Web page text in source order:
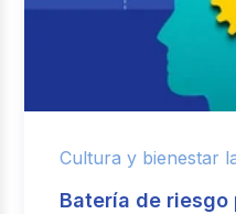
Cultura y bienestar
Batería de riesgo